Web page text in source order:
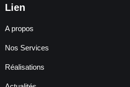
Lien
A propos
Nos Services
Réalisations